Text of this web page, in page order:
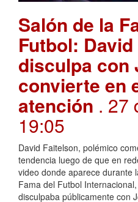
Salón de la
Futbol:
disculpa con
convierte en
atención . 27
19:05
David Faitelson, polémico
tendencia luego de que en
video donde aparece durante
Fama del Futbol
disculpaba públicamente con